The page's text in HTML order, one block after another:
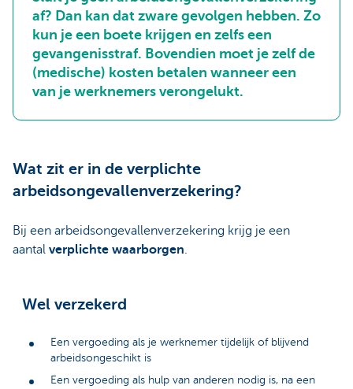
af? Dan kan dat zware gevolgen hebben. Zo
kun je een boete krijgen en zelfs een
gevangenisstraf. Bovendien moet je zelf de
(medische) kosten betalen wanneer een
van je werknemers verongelukt.
Wat zit er in de verplichte
arbeidsongevallenverzekering?
Bij een arbeidsongevallenverzekering krijg je een
aantal verplichte waarborgen.
Wel verzekerd
Een vergoeding als je werknemer tijdelijk of blijvend
arbeidsongeschikt is
Een vergoeding als hulp van anderen nodig is, na een